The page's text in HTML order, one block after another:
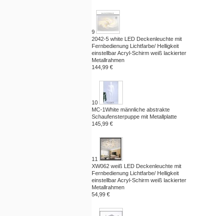
9
2042-5 white LED Deckenleuchte mit
Fernbedienung Lichtfarbe/ Helligkeit
einstellbar Acryl-Schirm weiß lackierter
Metallrahmen
144,99 €
10
MC-1White männliche abstrakte
Schaufensterpuppe mit Metallplatte
145,99 €
11
XW062 weiß LED Deckenleuchte mit
Fernbedienung Lichtfarbe/ Helligkeit
einstellbar Acryl-Schirm weiß lackierter
Metallrahmen
54,99 €